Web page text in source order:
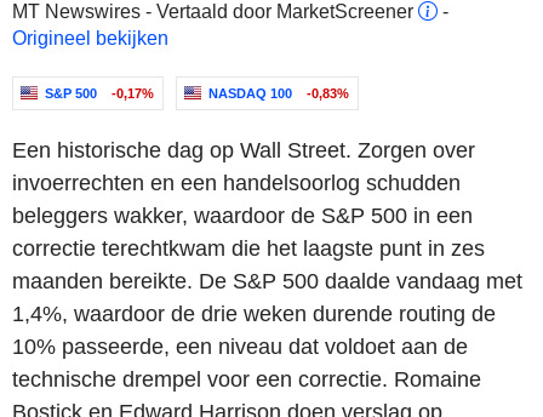
MT Newswires - Vertaald door MarketScreener
-
Origineel bekijken
S&P 500 -0,17% NASDAQ 100 -0,83%
Een historische dag op Wall Street. Zorgen over
invoerrechten en een handelsoorlog schudden
beleggers wakker, waardoor de S&P 500 in een
correctie terechtkwam die het laagste punt in zes
maanden bereikte. De S&P 500 daalde vandaag met
1,4%, waardoor de drie weken durende routing de
10% passeerde, een niveau dat voldoet aan de
technische drempel voor een correctie. Romaine
Bostick en Edward Harrison doen verslag op